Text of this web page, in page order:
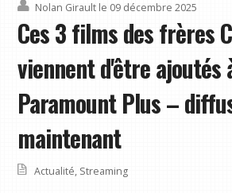
Nolan Girault le 09 décembre 2025
Ces 3 films des frères
viennent d'être ajoutés
Paramount Plus –
maintenant
Actualité, Streaming